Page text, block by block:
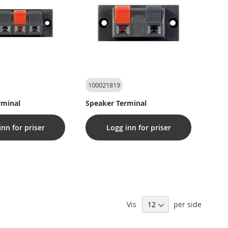
for priser
100021819
Speaker Terminal
Logg inn for priser
Vis per side